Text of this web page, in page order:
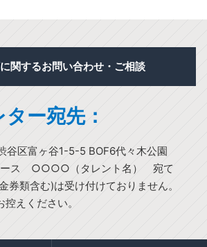
関するお問い合わせ・ご相談
ー宛先：
谷区富ヶ谷1-5-5 BOF6代々木公園
ース ○○○○（タレント名） 宛て
券類含む)は受け付けておりません。
えください。